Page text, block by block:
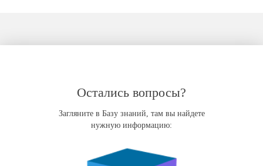
Остались вопросы?
Загляните в Базу знаний, там вы найдете
нужную информацию: